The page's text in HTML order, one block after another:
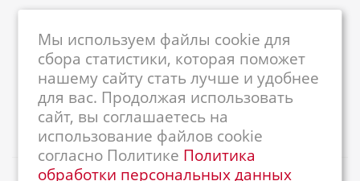
centrkkm@centrkkm.ru
185005, г. Петрозаводск, ул. Промышленная,
1/26
Мы используем файлы cookie для
сбора статистики, которая поможет
нашему сайту стать лучше и удобнее
для вас. Продолжая использовать
сайт, вы соглашаетесь на
использование файлов cookie
согласно Политике Политика
обработки персональных данных